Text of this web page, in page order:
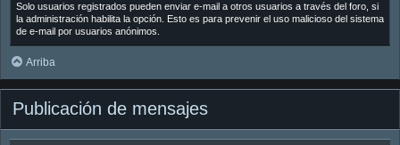
Solo usuarios registrados pueden enviar e-mail a otros usuarios a través del foro, si
la administración habilita la opción. Esto es para prevenir el uso malicioso del sistema
de e-mail por usuarios anónimos.
Arriba
Publicación de mensajes